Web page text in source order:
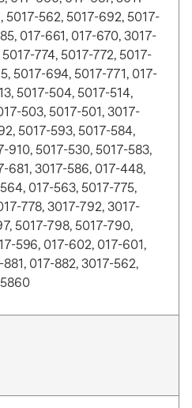
5017-562, 5017-692, 5017-
017-661, 017-670, 3017-
774, 5017-772, 5017-
5017-694, 5017-771, 017-
5017-504, 5017-514,
503, 5017-501, 3017-
5017-593, 5017-584,
910, 5017-530, 5017-583,
681, 3017-586, 017-448,
017-563, 5017-775,
778, 3017-792, 3017-
5017-798, 5017-790,
596, 017-602, 017-601,
017-882, 3017-562,